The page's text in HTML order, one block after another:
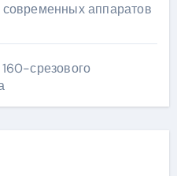
современных аппаратов
срезового